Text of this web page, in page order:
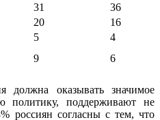
31
36
20
16
5
4
9 6
оказывать значимое
политику, поддерживают не
россиян согласны с тем, что